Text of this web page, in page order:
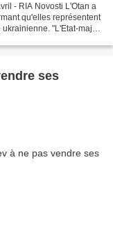
- RIA Novosti L'Otan a
qu'elles représentent
"L'Etat-major
ses